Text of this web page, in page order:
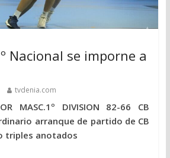
Nacional se imporne a
tvdenia.com
MASC.1º DIVISION 82-66 CB
arranque de partido de CB
triples anotados